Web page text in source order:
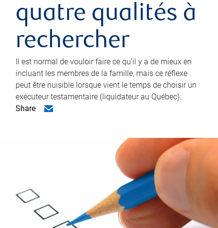
quatre qualités à
rechercher
Il est normal de vouloir faire ce qu’il y a de mieux en
incluant les membres de la famille, mais ce réflexe
peut être nuisible lorsque vient le temps de choisir un
exécuteur testamentaire (liquidateur au Québec).
Share